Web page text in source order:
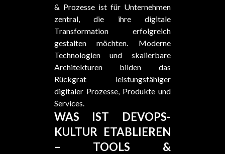
& Prozesse ist für Unternehmen
zentral, die ihre digitale
Transformation erfolgreich
gestalten möchten. Moderne
Technologien und skalierbare
Architekturen bilden das
Rückgrat leistungsfähiger
digitaler Prozesse, Produkte und
Services.
WAS IST DEVOPS-
KULTUR ETABLIEREN
– TOOLS &